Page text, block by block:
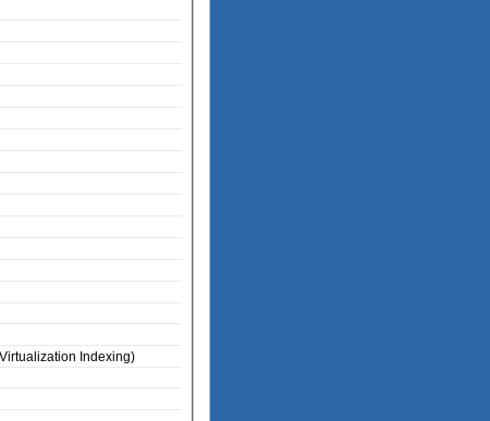
Indexing)